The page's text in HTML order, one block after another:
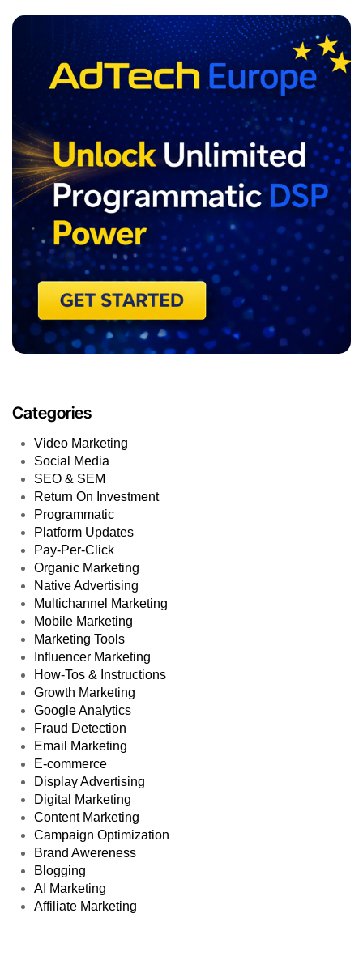
ADVERTISEMENT
Categories
Video Marketing
Social Media
SEO & SEM
Return On Investment
Programmatic
Platform Updates
Pay-Per-Click
Organic Marketing
Native Advertising
Multichannel Marketing
Mobile Marketing
Marketing Tools
Influencer Marketing
How-Tos & Instructions
Growth Marketing
Google Analytics
Fraud Detection
Email Marketing
E-commerce
Display Advertising
Digital Marketing
Content Marketing
Campaign Optimization
Brand Awereness
Blogging
AI Marketing
Affiliate Marketing